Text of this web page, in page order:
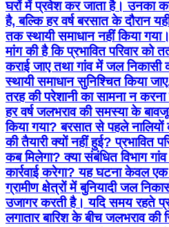
घरों में प्रवेश कर जाता है। उनका
है, बल्कि हर वर्ष बरसात के दौरान
तक स्थायी समाधान नहीं किया
मांग की है कि प्रभावित परिवार को
कराई जाए तथा गांव में जल
स्थायी समाधान सुनिश्चित किया
तरह की परेशानी का सामना न
हर वर्ष जलभराव की समस्या के
किया गया? बरसात से पहले
की तैयारी क्यों नहीं हुई? प्रभावित
कब मिलेगा? क्या संबंधित विभाग
कार्रवाई करेगा? यह घटना केवल एक
ग्रामीण क्षेत्रों में बुनियादी जल
उजागर करती है। यदि समय रहते
लगातार बारिश के बीच जलभराव की